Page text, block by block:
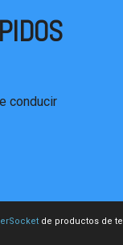
conducir
de productos de